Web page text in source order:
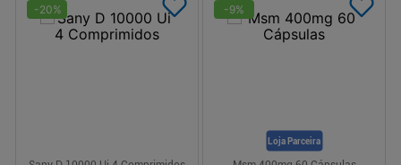
-20%
Loja Parceira
-9%